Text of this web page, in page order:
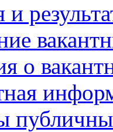
и
о